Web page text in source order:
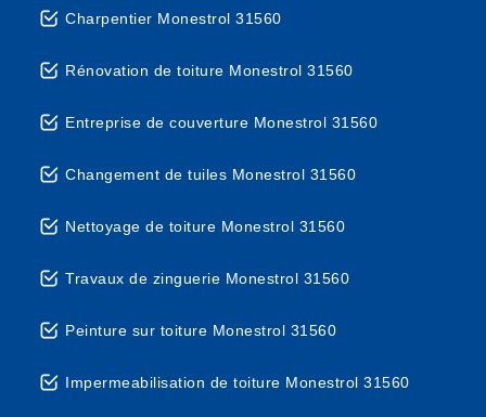
Charpentier Monestrol 31560
Rénovation de toiture Monestrol 31560
Entreprise de couverture Monestrol 31560
Changement de tuiles Monestrol 31560
Nettoyage de toiture Monestrol 31560
Travaux de zinguerie Monestrol 31560
Peinture sur toiture Monestrol 31560
Impermeabilisation de toiture Monestrol 31560